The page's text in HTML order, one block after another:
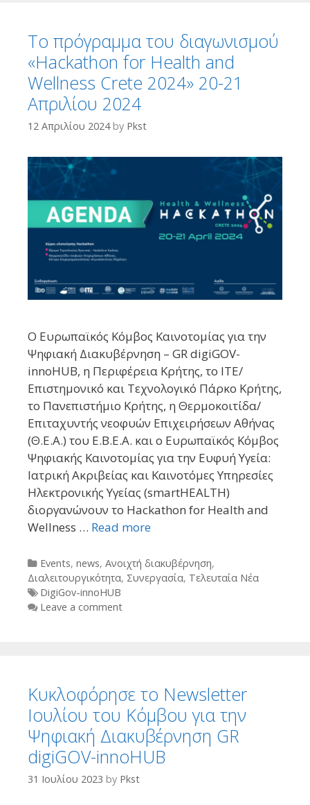
To πρόγραμμα του διαγωνισμού
«Hackathon for Health and
Wellness Crete 2024» 20-21
Απριλίου 2024
12 Απριλίου 2024 by Pkst
Ο Ευρωπαϊκός Κόμβος Καινοτομίας για την
Ψηφιακή Διακυβέρνηση – GR digiGOV-
innoHUB, η Περιφέρεια Κρήτης, το ITE/
Επιστημονικό και Τεχνολογικό Πάρκο Κρήτης,
το Πανεπιστήμιο Κρήτης, η Θερμοκοιτίδα/
Επιταχυντής νεοφυών Επιχειρήσεων Αθήνας
(Θ.Ε.Α.) του Ε.Β.Ε.Α. και ο Ευρωπαϊκός Κόμβος
Ψηφιακής Καινοτομίας για την Ευφυή Υγεία:
Ιατρική Ακριβείας και Καινοτόμες Υπηρεσίες
Ηλεκτρονικής Υγείας (smartHEALTH)
διοργανώνουν το Hackathon for Health and
Wellness … Read more
Categories
Events, news, Ανοιχτή διακυβέρνηση,
Διαλειτουργικότητα, Συνεργασία, Τελευταία Νέα
Tags
DigiGov-innoHUB
Leave a comment
Κυκλοφόρησε το Newsletter
Ιουλίου του Κόμβου για την
Ψηφιακή Διακυβέρνηση GR
digiGOV-innoHUB
31 Ιουλίου 2023 by Pkst